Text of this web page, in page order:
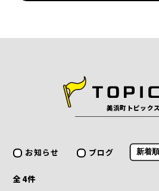
美浜町トピックス
全4件
お知らせ ブログ